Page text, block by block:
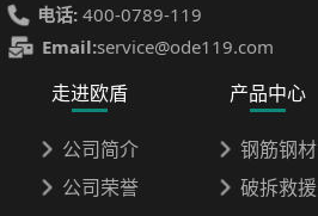
电话: 400-0789-119
Email:service@ode119.com
走进欧盾
公司简介
公司荣誉
产品中心
钢筋钢材
破拆救援